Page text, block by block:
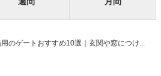
用のゲートおすすめ10選｜玄関や窓につけ...